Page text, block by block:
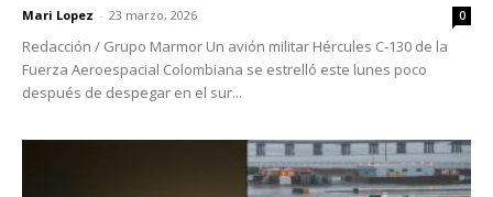
Mari Lopez - 23 marzo, 2026 0
Redacción / Grupo Marmor Un avión militar Hércules C-130 de la
Fuerza Aeroespacial Colombiana se estrelló este lunes poco
después de despegar en el sur...